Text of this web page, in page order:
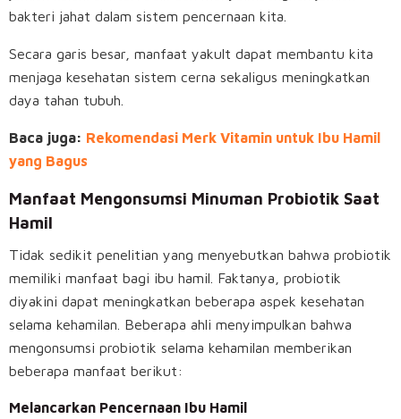
bakteri jahat dalam sistem pencernaan kita.
Secara garis besar, manfaat yakult dapat membantu kita
menjaga kesehatan sistem cerna sekaligus meningkatkan
daya tahan tubuh.
Baca juga: Rekomendasi Merk Vitamin untuk Ibu Hamil
yang Bagus
Manfaat Mengonsumsi Minuman Probiotik Saat
Hamil
Tidak sedikit penelitian yang menyebutkan bahwa probiotik
memiliki manfaat bagi ibu hamil. Faktanya, probiotik
diyakini dapat meningkatkan beberapa aspek kesehatan
selama kehamilan. Beberapa ahli menyimpulkan bahwa
mengonsumsi probiotik selama kehamilan memberikan
beberapa manfaat berikut:
Melancarkan Pencernaan Ibu Hamil